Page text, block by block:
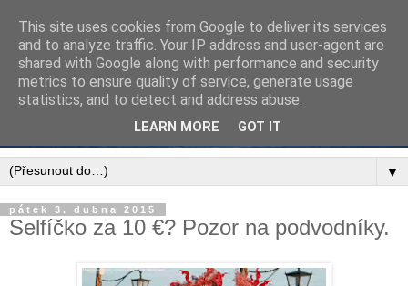
▼
pátek 3. dubna 2015
Selfíčko za 10 €? Pozor na podvodníky.
This site uses cookies from Google to deliver its services
and to analyze traffic. Your IP address and user-agent are
shared with Google along with performance and security
metrics to ensure quality of service, generate usage
statistics, and to detect and address abuse.
LEARN MORE GOT IT